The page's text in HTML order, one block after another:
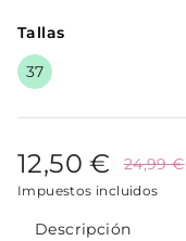
Tallas
37
12,50 € 24,99 €
Impuestos incluidos
Descripción